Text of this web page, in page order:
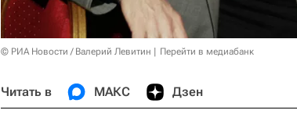
© РИА Новости / Валерий Левитин Перейти в медиабанк
Читать в МАКС Дзен